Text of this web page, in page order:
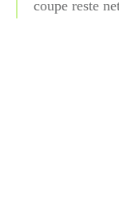
coupe reste